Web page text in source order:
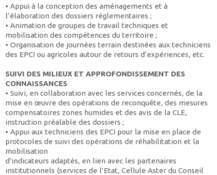
• Appui à la conception des aménagements et à
l’élaboration des dossiers réglementaires ;
• Animation de groupes de travail techniques et
mobilisation des compétences du territoire ;
• Organisation de journées terrain destinées aux techniciens
des EPCI ou agricoles autour de retours d’expériences, etc.
SUIVI DES MILIEUX ET APPROFONDISSEMENT DES
CONNAISSANCES
• Suivi, en collaboration avec les services concernés, de la
mise en œuvre des opérations de reconquête, des mesures
compensatoires zones humides et des avis de la CLE,
instruction préalable des dossiers ;
• Appui aux techniciens des EPCI pour la mise en place de
protocoles de suivi des opérations de réhabilitation et la
mobilisation
d’indicateurs adaptés, en lien avec les partenaires
institutionnels (services de l’Etat, Cellule Aster du Conseil